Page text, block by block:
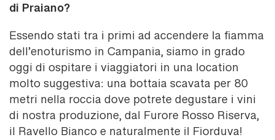
di Praiano?
Essendo stati tra i primi ad accendere la fiamma
dell’enoturismo in Campania, siamo in grado
oggi di ospitare i viaggiatori in una location
molto suggestiva: una bottaia scavata per 80
metri nella roccia dove potrete degustare i vini
di nostra produzione, dal Furore Rosso Riserva,
il Ravello Bianco e naturalmente il Fiorduva!